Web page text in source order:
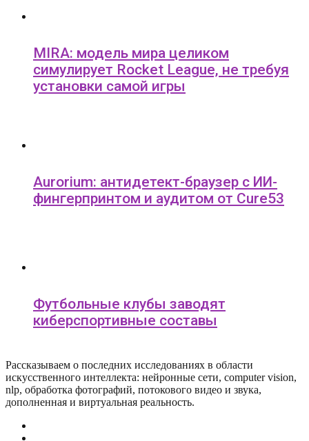
MIRA: модель мира целиком
симулирует Rocket League, не требуя
установки самой игры
Aurorium: антидетект-браузер с ИИ-
фингерпринтом и аудитом от Cure53
Футбольные клубы заводят
киберспортивные составы
Рассказываем о последних исследованиях в области
искусcтвенного интеллекта: нейронные сети, computer vision,
nlp, обработка фотографий, потокового видео и звука,
дополненная и виртуальная реальность.